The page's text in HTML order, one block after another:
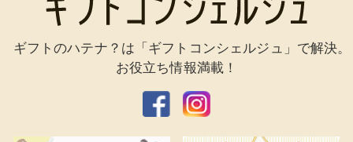
ギフトのハテナ？は「ギフトコンシェルジュ」で解決。
お役立ち情報満載！